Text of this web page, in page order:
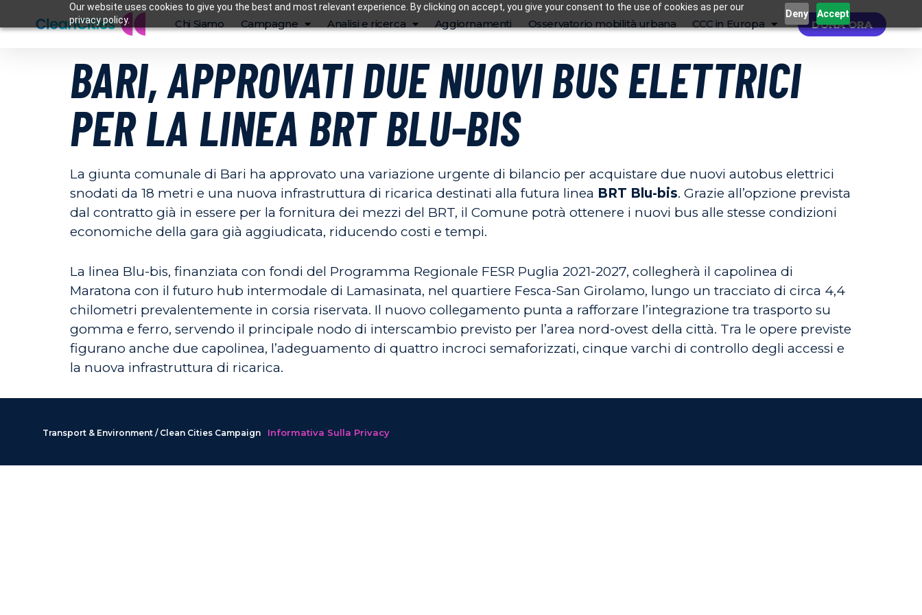
Our website uses cookies to give you the best and most relevant experience. By clicking on accept, you give your consent to the use of cookies as per our
privacy policy.
Deny Accept
Chi Siamo Campagne Analisi e ricerca Aggiornamenti Osservatorio mobilità urbana CCC in Europa DONA ORA
BARI, APPROVATI DUE NUOVI BUS ELETTRICI
PER LA LINEA BRT BLU-BIS
La giunta comunale di Bari ha approvato una variazione urgente di bilancio per acquistare due nuovi autobus elettrici
snodati da 18 metri e una nuova infrastruttura di ricarica destinati alla futura linea BRT Blu-bis. Grazie all’opzione prevista
dal contratto già in essere per la fornitura dei mezzi del BRT, il Comune potrà ottenere i nuovi bus alle stesse condizioni
economiche della gara già aggiudicata, riducendo costi e tempi.
La linea Blu-bis, finanziata con fondi del Programma Regionale FESR Puglia 2021-2027, collegherà il capolinea di
Maratona con il futuro hub intermodale di Lamasinata, nel quartiere Fesca-San Girolamo, lungo un tracciato di circa 4,4
chilometri prevalentemente in corsia riservata. Il nuovo collegamento punta a rafforzare l’integrazione tra trasporto su
gomma e ferro, servendo il principale nodo di interscambio previsto per l’area nord-ovest della città. Tra le opere previste
figurano anche due capolinea, l’adeguamento di quattro incroci semaforizzati, cinque varchi di controllo degli accessi e
la nuova infrastruttura di ricarica.
Transport & Environment / Clean Cities Campaign Informativa Sulla Privacy